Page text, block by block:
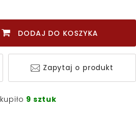
DODAJ DO KOSZYKA
Zapytaj o produkt
kupiło 9 sztuk